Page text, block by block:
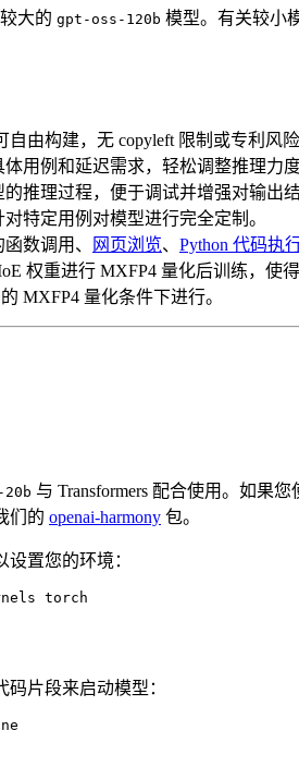
大的 gpt-oss-120b 模型。有关较小
自由构建，无 copyleft 限制或专利风
体用例和延迟需求，轻松调整推理力
推理过程，便于调试并增强对输出
特定用例对模型进行完全定制。
数调用、 网页浏览、 Python 代码执
权重进行 MXFP4 量化后训练，使得
MXFP4 量化条件下进行。
与 Transformers 配合使用。如果
们的 openai-harmony 包。
置您的环境：
torch
片段来启动模型：